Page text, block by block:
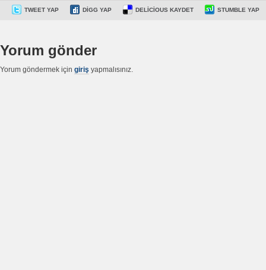
TWEET YAP DIGG YAP DELICIOUS KAYDET STUMBLE YAP
Yorum gönder
Yorum göndermek için giriş yapmalısınız.